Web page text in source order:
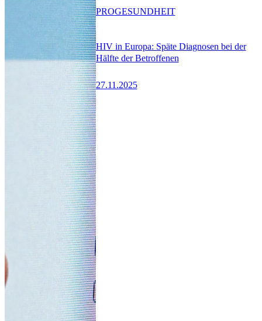
HIV in Europa: Späte Diagnosen bei der
Hälfte der Betroffenen
27.11.2025
PROGESUNDHEIT